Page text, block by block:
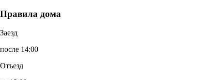
Правила дома
Заезд
после 14:00
Отъезд